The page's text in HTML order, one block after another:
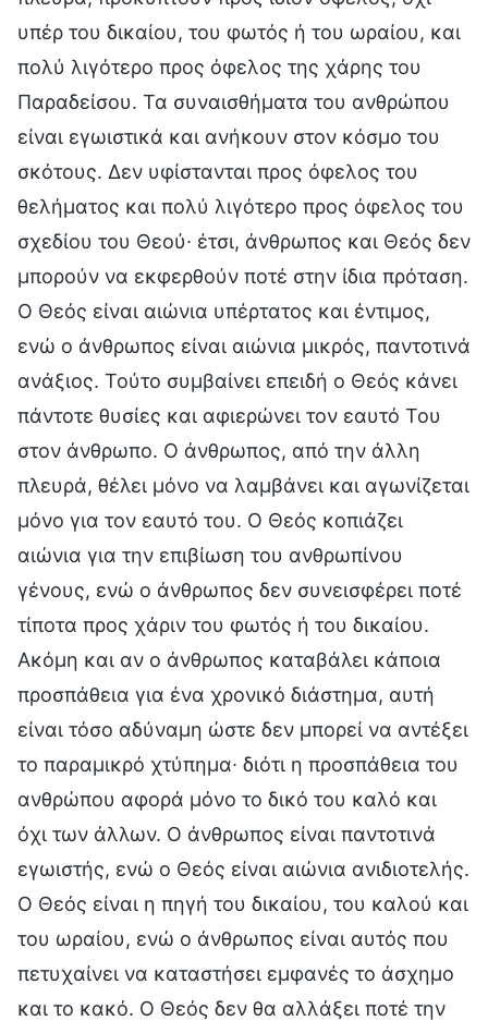
υπέρ του δικαίου, του φωτός ή του ωραίου, και
πολύ λιγότερο προς όφελος της χάρης του
Παραδείσου. Τα συναισθήματα του ανθρώπου
είναι εγωιστικά και ανήκουν στον κόσμο του
σκότους. Δεν υφίστανται προς όφελος του
θελήματος και πολύ λιγότερο προς όφελος του
σχεδίου του Θεού∙ έτσι, άνθρωπος και Θεός δεν
μπορούν να εκφερθούν ποτέ στην ίδια πρόταση.
Ο Θεός είναι αιώνια υπέρτατος και έντιμος,
ενώ ο άνθρωπος είναι αιώνια μικρός, παντοτινά
ανάξιος. Τούτο συμβαίνει επειδή ο Θεός κάνει
πάντοτε θυσίες και αφιερώνει τον εαυτό Του
στον άνθρωπο. O άνθρωπος, από την άλλη
πλευρά, θέλει μόνο να λαμβάνει και αγωνίζεται
μόνο για τον εαυτό του. Ο Θεός κοπιάζει
αιώνια για την επιβίωση του ανθρωπίνου
γένους, ενώ ο άνθρωπος δεν συνεισφέρει ποτέ
τίποτα προς χάριν του φωτός ή του δικαίου.
Ακόμη και αν ο άνθρωπος καταβάλει κάποια
προσπάθεια για ένα χρονικό διάστημα, αυτή
είναι τόσο αδύναμη ώστε δεν μπορεί να αντέξει
το παραμικρό χτύπημα∙ διότι η προσπάθεια του
ανθρώπου αφορά μόνο το δικό του καλό και
όχι των άλλων. Ο άνθρωπος είναι παντοτινά
εγωιστής, ενώ ο Θεός είναι αιώνια ανιδιοτελής.
Ο Θεός είναι η πηγή του δικαίου, του καλού και
του ωραίου, ενώ ο άνθρωπος είναι αυτός που
πετυχαίνει να καταστήσει εμφανές το άσχημο
και το κακό. Ο Θεός δεν θα αλλάξει ποτέ την